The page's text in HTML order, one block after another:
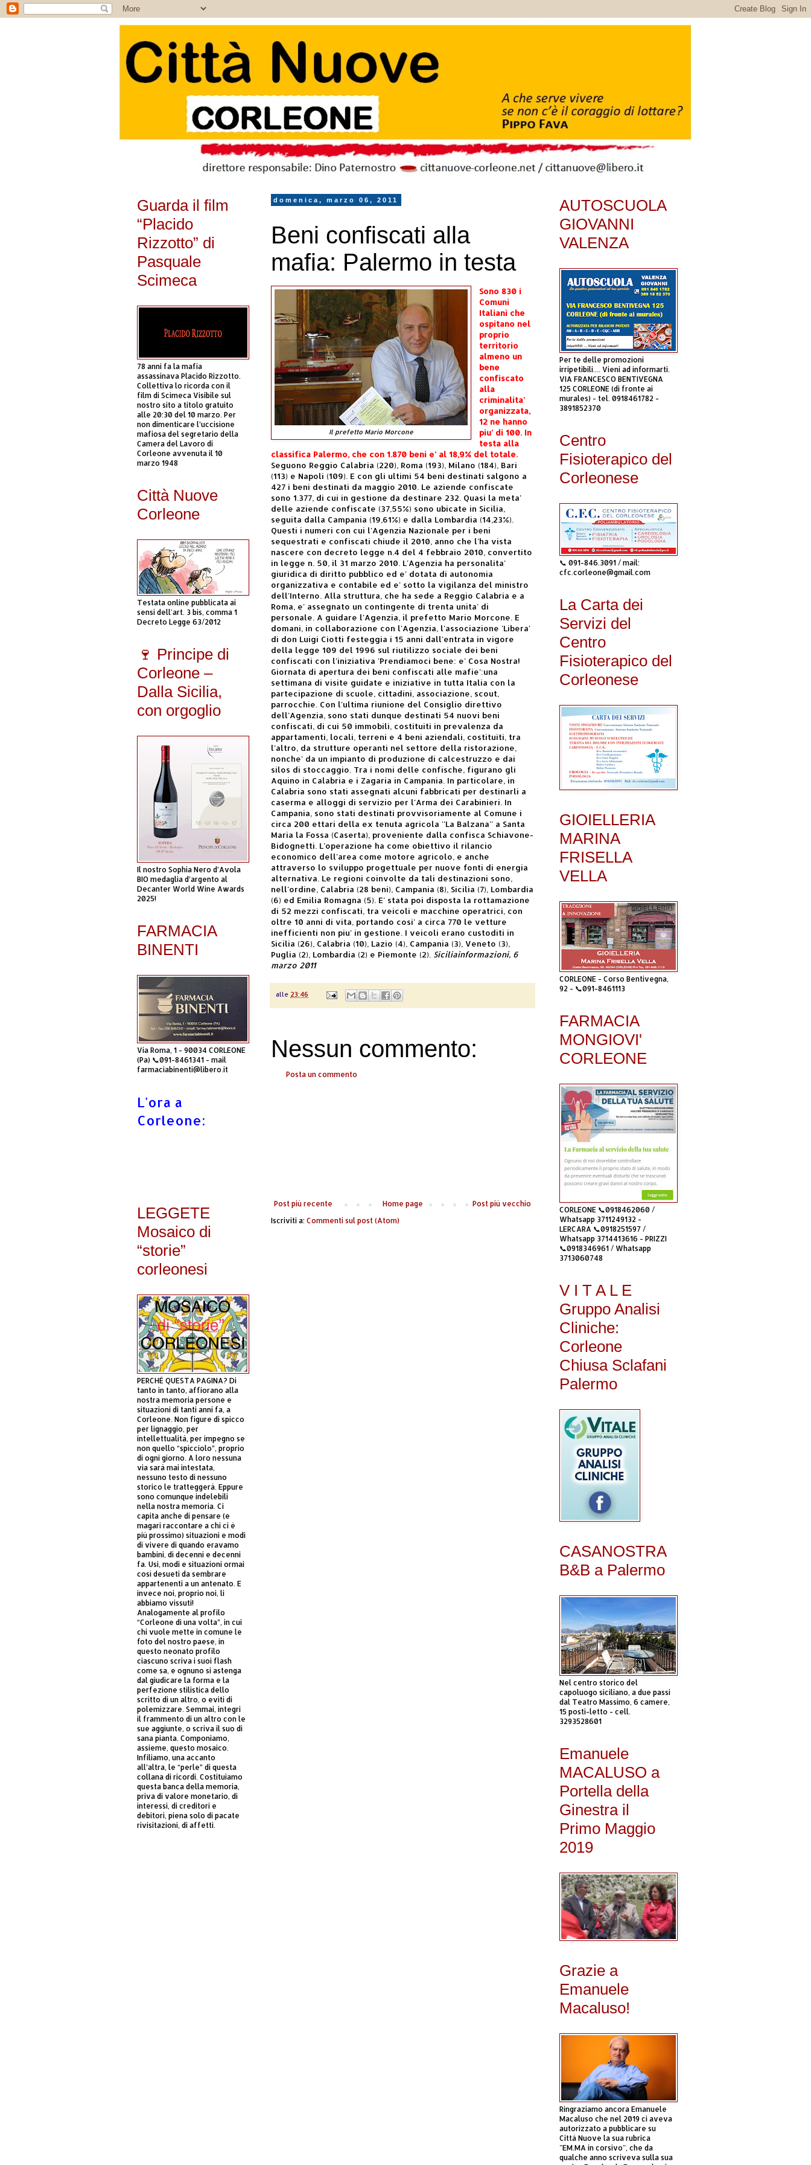
domenica, marzo 06, 2011
Beni confiscati alla
mafia: Palermo in testa
Il prefetto Mario Morcone
Sono 830 i
Comuni
Italiani che
ospitano nel
proprio
territorio
almeno un
bene
confiscato
alla
criminalita'
organizzata,
12 ne hanno
piu' di 100. In
testa alla
classifica Palermo, che con 1.870 beni e' al 18,9% del totale.
Seguono Reggio Calabria (220), Roma (193), Milano (184), Bari
(113) e Napoli (109). E con gli ultimi 54 beni destinati salgono a
427 i beni destinati da maggio 2010. Le aziende confiscate
sono 1.377, di cui in gestione da destinare 232. Quasi la meta'
delle aziende confiscate (37,55%) sono ubicate in Sicilia,
seguita dalla Campania (19,61%) e dalla Lombardia (14,23%).
Questi i numeri con cui l'Agenzia Nazionale per i beni
sequestrati e confiscati chiude il 2010, anno che l'ha vista
nascere con decreto legge n.4 del 4 febbraio 2010, convertito
in legge n. 50, il 31 marzo 2010. L'Agenzia ha personalita'
giuridica di diritto pubblico ed e' dotata di autonomia
organizzativa e contabile ed e' sotto la vigilanza del ministro
dell'Interno. Alla struttura, che ha sede a Reggio Calabria e a
Roma, e' assegnato un contingente di trenta unita' di
personale. A guidare l'Agenzia, il prefetto Mario Morcone. E
domani, in collaborazione con l'Agenzia, l'associazione 'Libera'
di don Luigi Ciotti festeggia i 15 anni dall'entrata in vigore
della legge 109 del 1996 sul riutilizzo sociale dei beni
confiscati con l'iniziativa 'Prendiamoci bene: e' Cosa Nostra!
Giornata di apertura dei beni confiscati alle mafie':una
settimana di visite guidate e iniziative in tutta Italia con la
partecipazione di scuole, cittadini, associazione, scout,
parrocchie. Con l'ultima riunione del Consiglio direttivo
dell'Agenzia, sono stati dunque destinati 54 nuovi beni
confiscati, di cui 50 immobili, costituiti in prevalenza da
appartamenti, locali, terreni e 4 beni aziendali, costituiti, tra
l'altro, da strutture operanti nel settore della ristorazione,
nonche' da un impianto di produzione di calcestruzzo e dai
silos di stoccaggio. Tra i nomi delle confische, figurano gli
Aquino in Calabria e i Zagaria in Campania. In particolare, in
Calabria sono stati assegnati alcuni fabbricati per destinarli a
caserma e alloggi di servizio per l'Arma dei Carabinieri. In
Campania, sono stati destinati provvisoriamente al Comune i
circa 200 ettari della ex tenuta agricola ''La Balzana'' a Santa
Maria la Fossa (Caserta), proveniente dalla confisca Schiavone-
Bidognetti. L'operazione ha come obiettivo il rilancio
economico dell'area come motore agricolo, e anche
attraverso lo sviluppo progettuale per nuove fonti di energia
alternativa. Le regioni coinvolte da tali destinazioni sono,
nell'ordine, Calabria (28 beni), Campania (8), Sicilia (7), Lombardia
(6) ed Emilia Romagna (5). E' stata poi disposta la rottamazione
di 52 mezzi confiscati, tra veicoli e macchine operatrici, con
oltre 10 anni di vita, portando cosi' a circa 770 le vetture
inefficienti non piu' in gestione. I veicoli erano custoditi in
Sicilia (26), Calabria (10), Lazio (4), Campania (3), Veneto (3),
Puglia (2), Lombardia (2) e Piemonte (2). Siciliainformazioni, 6
marzo 2011
alle 23:46
Nessun commento:
Posta un commento
Post più recente Post più vecchio
Home page
Iscriviti a: Commenti sul post (Atom)
Guarda il film
“Placido
Rizzotto” di
Pasquale
Scimeca
78 anni fa la mafia
assassinava Placido Rizzotto.
Collettiva lo ricorda con il
film di Scimeca Visibile sul
nostro sito a titolo gratuito
alle 20:30 del 10 marzo. Per
non dimenticare l’uccisione
mafiosa del segretario della
Camera del Lavoro di
Corleone avvenuta il 10
marzo 1948
Città Nuove
Corleone
Testata online pubblicata ai
sensi dell'art. 3 bis, comma 1
Decreto Legge 63/2012
🍷 Principe di
Corleone –
Dalla Sicilia,
con orgoglio
Il nostro Sophia Nero d’Avola
BIO medaglia d’argento al
Decanter World Wine Awards
2025!
FARMACIA
BINENTI
Via Roma, 1 - 90034 CORLEONE
(Pa) 📞091-8461341 - mail
farmaciabinenti@libero.it
L'ora a
Corleone:
LEGGETE
Mosaico di
“storie”
corleonesi
PERCHÈ QUESTA PAGINA? Di
tanto in tanto, affiorano alla
nostra memoria persone e
situazioni di tanti anni fa, a
Corleone. Non figure di spicco
per lignaggio, per
intellettualità, per impegno se
non quello “spicciolo”, proprio
di ogni giorno. A loro nessuna
via sarà mai intestata,
nessuno testo di nessuno
storico le tratteggerà. Eppure
sono comunque indelebili
nella nostra memoria. Ci
capita anche di pensare (e
magari raccontare a chi ci è
più prossimo) situazioni e modi
di vivere di quando eravamo
bambini, di decenni e decenni
fa. Usi, modi e situazioni ormai
così desueti da sembrare
appartenenti a un antenato. E
invece noi, proprio noi, li
abbiamo vissuti!
Analogamente al profilo
“Corleone di una volta”, in cui
chi vuole mette in comune le
foto del nostro paese, in
questo neonato profilo
ciascuno scriva i suoi flash
come sa, e ognuno si astenga
dal giudicare la forma e la
perfezione stilistica dello
scritto di un altro, o eviti di
polemizzare. Semmai, integri
il frammento di un altro con le
sue aggiunte, o scriva il suo di
sana pianta. Componiamo,
assieme, questo mosaico.
Infiliamo, una accanto
all’altra, le “perle” di questa
collana di ricordi. Costituiamo
questa banca della memoria,
priva di valore monetario, di
interessi, di creditori e
debitori, piena solo di pacate
rivisitazioni, di affetti.
AUTOSCUOLA
GIOVANNI
VALENZA
Per te delle promozioni
irripetibili.... Vieni ad informarti.
VIA FRANCESCO BENTIVEGNA
125 CORLEONE (di fronte ai
murales) - tel. 0918461782 -
3891852370
Centro
Fisioterapico del
Corleonese
📞 091-846.3091 / mail:
cfc.corleone@gmail.com
La Carta dei
Servizi del
Centro
Fisioterapico del
Corleonese
GIOIELLERIA
MARINA
FRISELLA
VELLA
CORLEONE - Corso Bentivegna,
92 - 📞091-8461113
FARMACIA
MONGIOVI'
CORLEONE
CORLEONE 📞0918462060 /
Whatsapp 3711249132 -
LERCARA 📞0918251597 /
Whatsapp 3714413616 - PRIZZI
📞0918346961 / Whatsapp
3713060748
V I T A L E
Gruppo Analisi
Cliniche:
Corleone
Chiusa Sclafani
Palermo
CASANOSTRA
B&B a Palermo
Nel centro storico del
capoluogo siciliano, a due passi
dal Teatro Massimo, 6 camere,
15 posti-letto - cell.
3293528601
Emanuele
MACALUSO a
Portella della
Ginestra il
Primo Maggio
2019
Grazie a
Emanuele
Macaluso!
Ringraziamo ancora Emanuele
Macaluso che nel 2019 ci aveva
autorizzato a pubblicare su
Città Nuove la sua rubrica
"EM.MA in corsivo", che da
qualche anno scriveva sulla sua